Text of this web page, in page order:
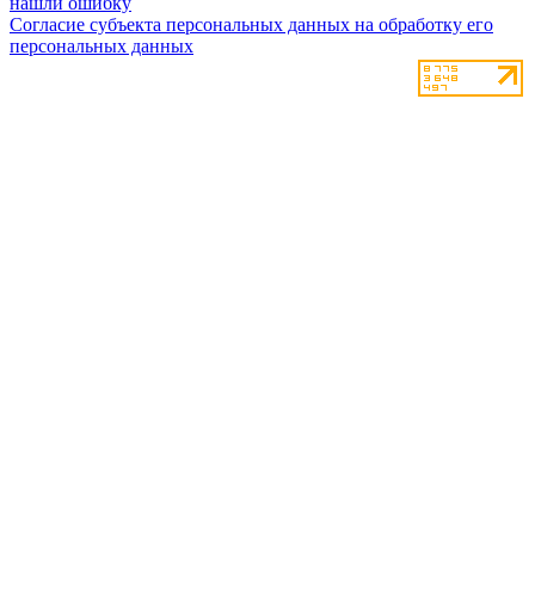
Согласие субъекта персональных данных на обработку его
персональных данных